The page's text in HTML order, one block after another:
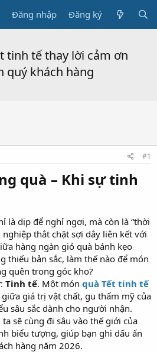
Đăng nhập Đăng ký
tinh tế thay lời cảm ơn
quý khách hàng
#1
quà – Khi sự tinh
là dịp để nghỉ ngơi, mà còn là “thời
nghiệp thắt chặt sợi dây liên kết với
hàng ngàn giỏ quà bánh kẹo
thiếu bản sắc, làm thế nào để món
quên trong góc kho?
Tinh tế. Một món quà Tết tinh tế
giá trị vật chất, gu thẩm mỹ của
sâu sắc dành cho người nhận.
sẽ cùng đi sâu vào thế giới của
biểu tượng, giúp bạn ghi dấu ấn
hàng năm 2026.